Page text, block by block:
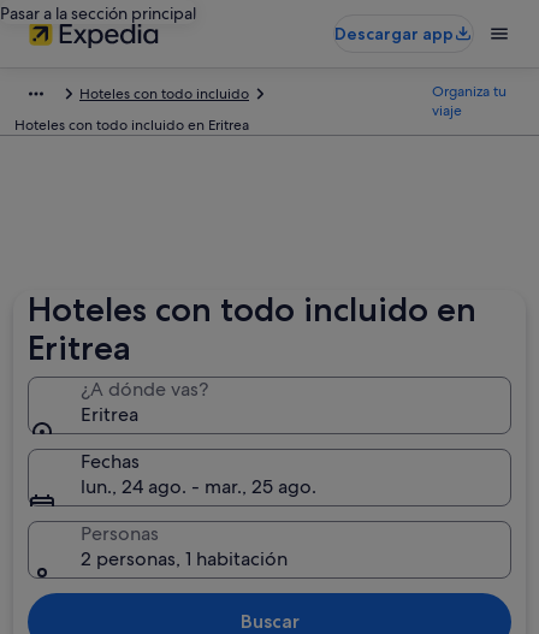
Pasar a la sección principal
Descargar app
Hoteles con todo incluido
Hoteles con todo incluido en Eritrea
Organiza tu
viaje
Hoteles con todo incluido en
Eritrea
¿A dónde vas?
Eritrea
Fechas
lun., 24 ago. - mar., 25 ago.
Personas
2 personas, 1 habitación
Buscar